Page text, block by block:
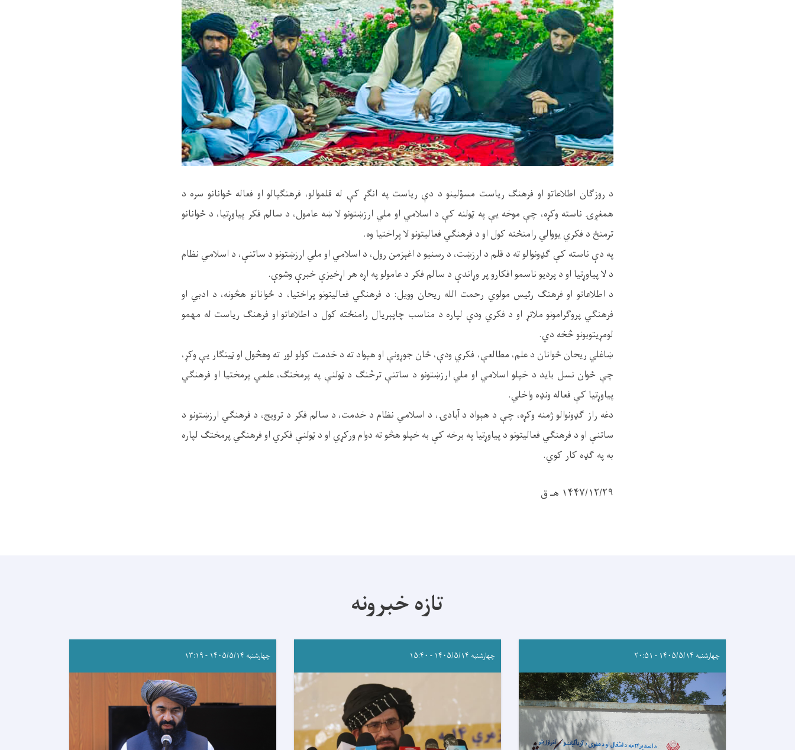
د روزګان اطلاعاتو او فرهنګ ریاست مسؤلینو د دې ریاست په انګړ کې له قلموالو، فرهنګپالو او فعاله ځوانانو سره د
همغږۍ ناسته وکړه، چې موخه یې په ټولنه کې د اسلامي او ملي ارزښتونو لا ښه عامول، د سالم فکر پیاوړتیا، د ځوانانو
ترمنځ د فکري یووالي رامنځته کول او د فرهنګي فعالیتونو لا پراختیا وه.
په دې ناسته کې ګډونوالو ته د قلم د ارزښت، د رسنیو د اغېزمن رول، د اسلامي او ملي ارزښتونو د ساتنې، د اسلامي نظام
د لا پیاوړتیا او د پردیو ناسمو افکارو پر وړاندې د سالم فکر د عامولو په اړه هر اړخیزې خبرې وشوې.
د اطلاعاتو او فرهنګ رئیس مولوي رحمت الله ریحان وویل: د فرهنګي فعالیتونو پراختیا، د ځوانانو هڅونه، د ادبي او
فرهنګي پروګرامونو ملاتړ او د فکري ودې لپاره د مناسب چاپېریال رامنځته کول د اطلاعاتو او فرهنګ ریاست له مهمو
لومړیتوبونو څخه دي.
ښاغلي ریحان ځوانان د علم، مطالعې، فکري ودې، ځان جوړونې او هېواد ته د خدمت کولو لور ته وهڅول او ټینګار یې وکړ،
چې ځوان نسل باید د خپلو اسلامي او ملي ارزښتونو د ساتنې ترڅنګ د ټولنې په پرمختګ، علمي پرمختیا او فرهنګي
پیاوړتیا کې فعاله ونډه واخلي.
دغه راز ګډونوالو ژمنه وکړه، چې د هېواد د آبادۍ، د اسلامي نظام د خدمت، د سالم فکر د ترویج، د فرهنګي ارزښتونو د
ساتنې او د فرهنګي فعالیتونو د پیاوړتیا په برخه کې به خپلو هڅو ته دوام ورکړي او د ټولنې فکري او فرهنګي پرمختګ لپاره
به په ګډه کار کوي.
۱۴۴۷/۱۲/۲۹ هـ ق
تازه خبرونه
چهارشنبه ۱۴۰۵/۵/۱۴ - ۲۰:۵۱ چهارشنبه ۱۴۰۵/۵/۱۴ - ۱۵:۴۰ چهارشنبه ۱۴۰۵/۵/۱۴ - ۱۳:۱۹